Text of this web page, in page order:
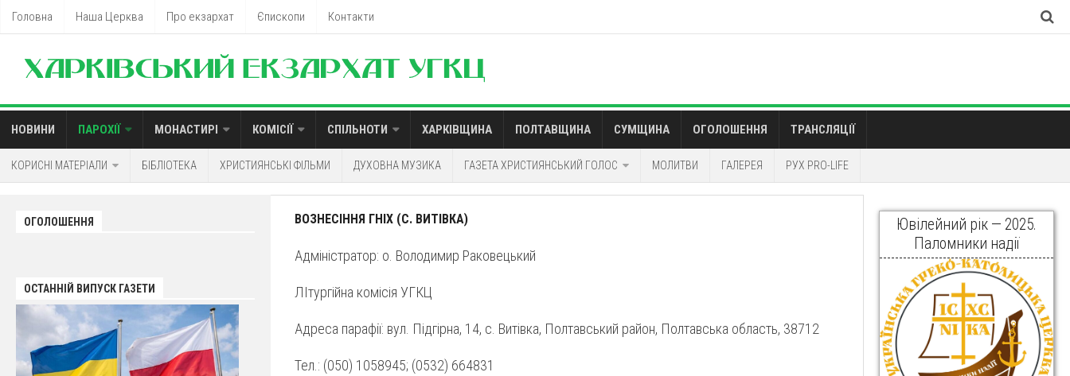
Головна Наша Церква Про екзархат Єпископи Контакти
НОВИНИ ПАРОХІЇ МОНАСТИРІ КОМІСІЇ СПІЛЬНОТИ ХАРКІВЩИНА ПОЛТАВЩИНА СУМЩИНА ОГОЛОШЕННЯ ТРАНСЛЯЦІЇ
КОРИСНІ МАТЕРІАЛИ БІБЛІОТЕКА ХРИСТИЯНСЬКІ ФІЛЬМИ ДУХОВНА МУЗИКА ГАЗЕТА ХРИСТИЯНСЬКИЙ ГОЛОС МОЛИТВИ ГАЛЕРЕЯ РУХ PRO-LIFE
ВОЗНЕСІННЯ ГНІХ (С. ВИТІВКА)
Адміністратор: о. Володимир Раковецький
ЛІтургійна комісія УГКЦ
Адреса парафії: вул. Підгірна, 14, с. Витівка, Полтавський район, Полтавська область, 38712
Тел.: (050) 1058945; (0532) 664831
ОГОЛОШЕННЯ
ОСТАННІЙ ВИПУСК ГАЗЕТИ
Ювілейний рік — 2025.
Паломники надії